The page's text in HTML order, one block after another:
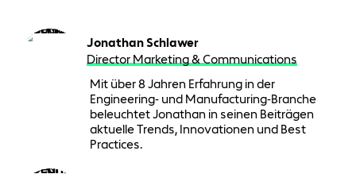
Jonathan Schlawer
Director Marketing & Communications
Mit über 8 Jahren Erfahrung in der
Engineering- und Manufacturing-Branche
beleuchtet Jonathan in seinen Beiträgen
aktuelle Trends, Innovationen und Best
Practices.